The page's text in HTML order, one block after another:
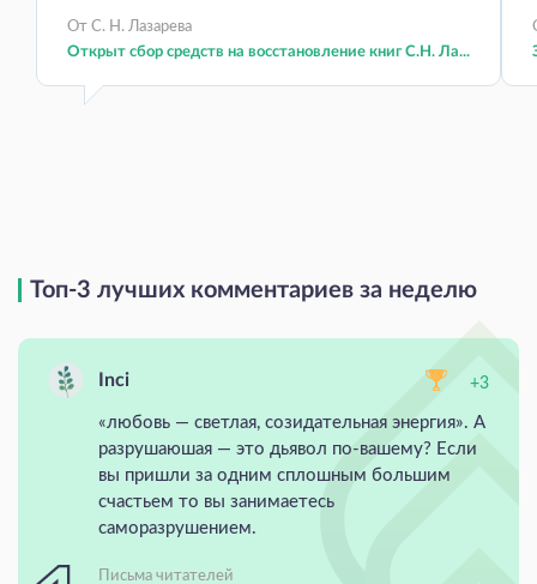
От С. Н. Лазарева
Открыт сбор средств на восстановление книг С.Н. Ла...
Топ-3 лучших комментариев за неделю
Inci +3
«любовь — светлая, созидательная энергия». А
разрушаюшая — это дьявол по-вашему? Если
вы пришли за одним сплошным большим
счастьем то вы занимаетесь
саморазрушением.
Письма читателей